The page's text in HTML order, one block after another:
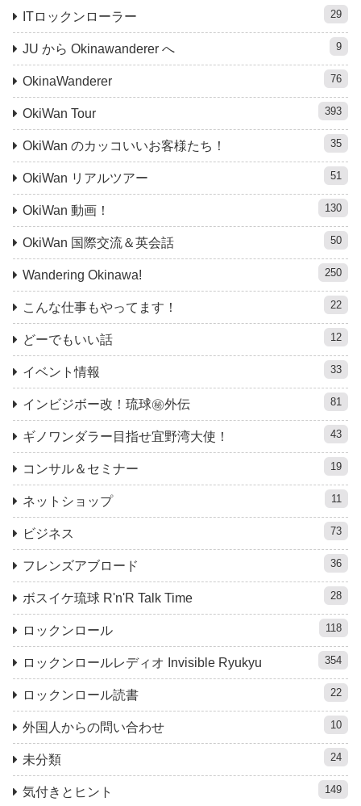
ITロックンローラー 29
JU から Okinawanderer へ 9
OkinaWanderer 76
OkiWan Tour 393
OkiWan のカッコいいお客様たち！ 35
OkiWan リアルツアー 51
OkiWan 動画！ 130
OkiWan 国際交流＆英会話 50
Wandering Okinawa! 250
こんな仕事もやってます！ 22
どーでもいい話 12
イベント情報 33
インビジボー改！琉球㊙︎外伝 81
ギノワンダラー目指せ宜野湾大使！ 43
コンサル＆セミナー 19
ネットショップ 11
ビジネス 73
フレンズアブロード 36
ボスイケ琉球 R'n'R Talk Time 28
ロックンロール 118
ロックンロールレディオ Invisible Ryukyu 354
ロックンロール読書 22
外国人からの問い合わせ 10
未分類 24
気付きとヒント 149